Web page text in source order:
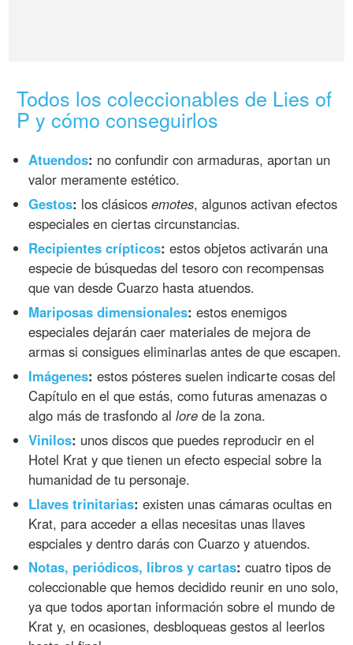
Todos los coleccionables de Lies of
P y cómo conseguirlos
Atuendos: no confundir con armaduras, aportan un
valor meramente estético.
Gestos: los clásicosemotes, algunos activan efectos
especiales en ciertas circunstancias.
Recipientes crípticos: estos objetos activarán una
especie de búsquedas del tesoro con recompensas
que van desde Cuarzo hasta atuendos.
Mariposas dimensionales: estos enemigos
especiales dejarán caer materiales de mejora de
armas si consigues eliminarlas antes de que escapen.
Imágenes: estos pósteres suelen indicarte cosas del
Capítulo en el que estás, como futuras amenazas o
algo más de trasfondo allore de la zona.
Vinilos: unos discos que puedes reproducir en el
Hotel Krat y que tienen un efecto especial sobre la
humanidad de tu personaje.
Llaves trinitarias: existen unas cámaras ocultas en
Krat, para acceder a ellas necesitas unas llaves
espciales y dentro darás con Cuarzo y atuendos.
Notas, periódicos, libros y cartas: cuatro tipos de
coleccionable que hemos decidido reunir en uno solo,
ya que todos aportan información sobre el mundo de
Krat y, en ocasiones, desbloqueas gestos al leerlos